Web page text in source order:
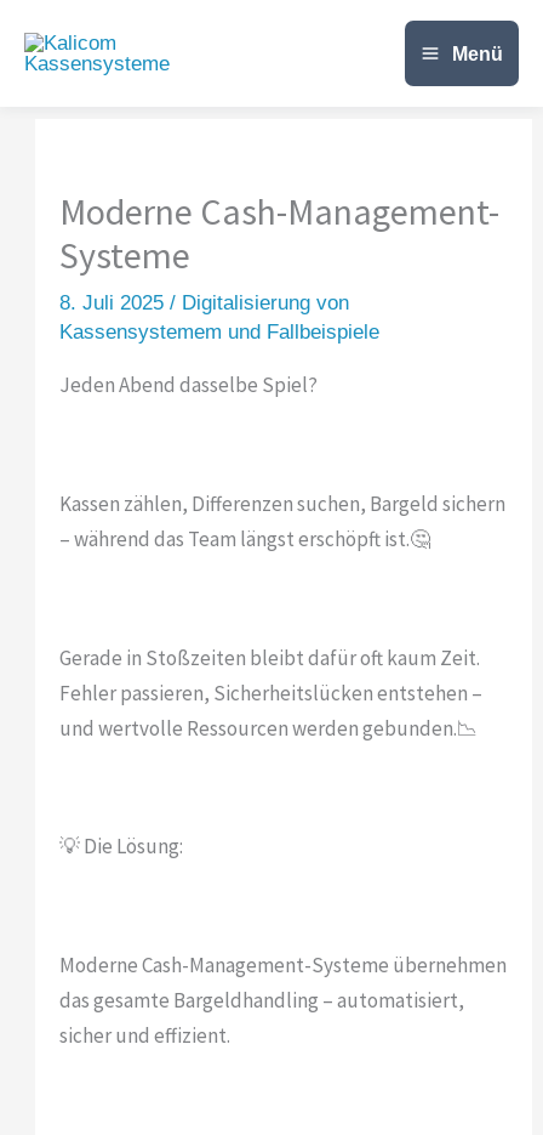
Inhalt
Menü
Moderne Cash-Management-
Systeme
8. Juli 2025/ Digitalisierung von
Kassensystemem und Fallbeispiele
Jeden Abend dasselbe Spiel?
Kassen zählen, Differenzen suchen, Bargeld sichern
– während das Team längst erschöpft ist.🤔
Gerade in Stoßzeiten bleibt dafür oft kaum Zeit.
Fehler passieren, Sicherheitslücken entstehen –
und wertvolle Ressourcen werden gebunden.📉
💡 Die Lösung:
Moderne Cash-Management-Systeme übernehmen
das gesamte Bargeldhandling – automatisiert,
sicher und effizient.